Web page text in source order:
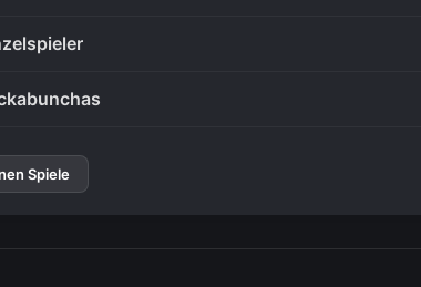
Spiele